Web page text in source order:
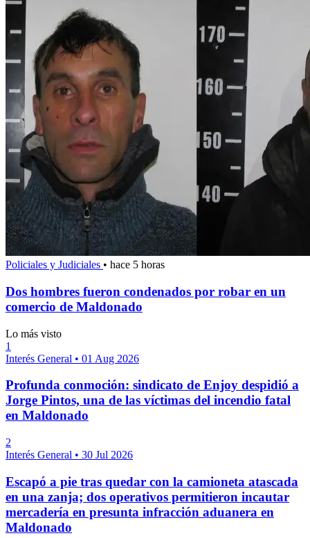
Policiales y Judiciales • hace 5 horas
Dos hombres fueron condenados por robar en un
comercio de Maldonado
Lo más visto
1
Interés General • 01 Aug 2026
Profunda conmoción: sindicato de Enjoy despidió a
Jorge Pintos, una de las víctimas del incendio fatal
en Maldonado
2
Interés General • 30 Jul 2026
Escapó a pie tras quedar con la camioneta atascada
en una zanja; dos operativos permitieron incautar
mercadería en presunta infracción aduanera en
Maldonado